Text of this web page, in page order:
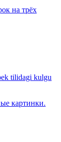
на трёх
tilidagi kulgu
картинки.